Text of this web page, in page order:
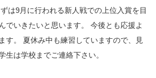
は9月に行われる新人戦での上位入賞を目
でいきたいと思います。 今後とも応援よ
す。 夏休み中も練習していますので、見
生は学校までご連絡下さい。